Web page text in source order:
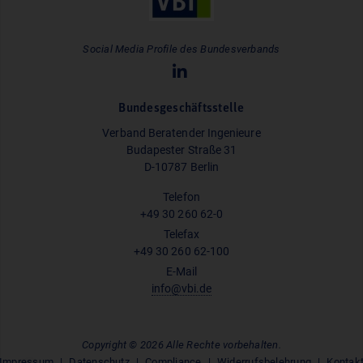
Social Media Profile des Bundesverbands
Bundesgeschäftsstelle
Verband Beratender Ingenieure
Budapester Straße 31
D-10787 Berlin
Telefon
+49 30 260 62-0
Telefax
+49 30 260 62-100
E-Mail
info@vbi.de
Copyright © 2026 Alle Rechte vorbehalten.